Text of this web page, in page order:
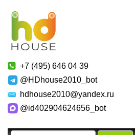
+7 (495) 646 04 39
@HDhouse2010_bot
hdhouse2010@yandex.ru
@id402904624656_bot